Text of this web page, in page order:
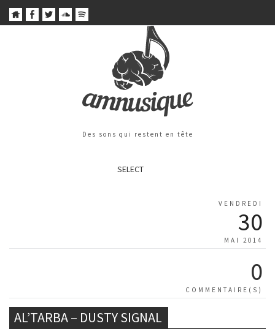
Des sons qui restent en tête
SELECT
VENDREDI
30
MAI 2014
0
COMMENTAIRE(S)
AL’TARBA – DUSTY SIGNAL